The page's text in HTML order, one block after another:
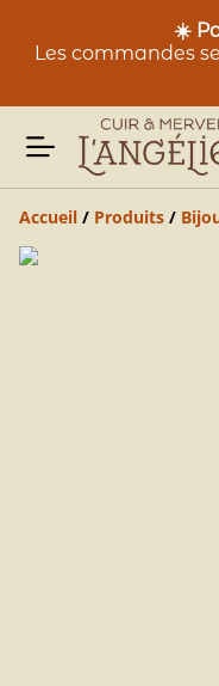
☀️
Les commandes
Accueil / Produits /